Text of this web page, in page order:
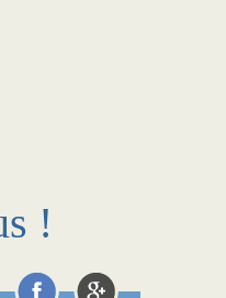
!